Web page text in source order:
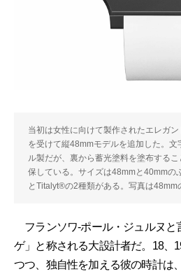
当初は女性に向けて製作されたエレガ
を受けて縦48mmモデルを追加した。文
ル製だが、裏から蓄光塗料を塗布する
保している。サイズは48mmと40mmの
とTitalyt®の2種類がある。写真は48mm
フランソワ-ポール・ジュルヌと
ゲ」と称される大設計者だ。18、
つつ、独自性を加える彼の時計は